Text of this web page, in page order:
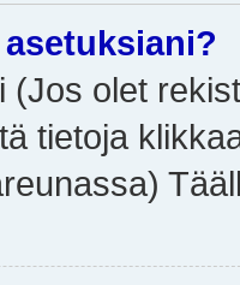
(Jos olet
tietoja